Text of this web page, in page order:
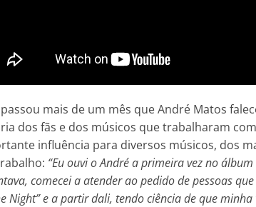
passou mais de um mês que André Matos
dos fãs e dos músicos que trabalharam
influência para diversos músicos, dos
“Eu ouvi o André a primeira vez no
comecei a atender ao pedido de pessoas
Night” e a partir dali, tendo ciência de que